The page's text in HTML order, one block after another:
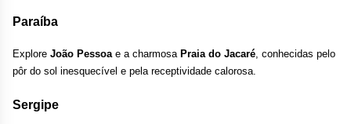
Paraíba
Explore João Pessoa e a charmosa Praia do Jacaré, conhecidas pelo
pôr do sol inesquecível e pela receptividade calorosa.
Sergipe